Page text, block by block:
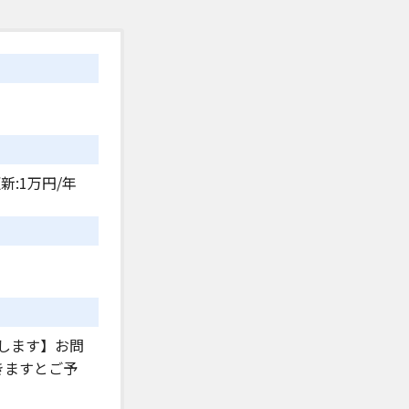
:1万円/年
ます】お問
すとご予